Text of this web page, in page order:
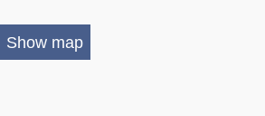
Show map